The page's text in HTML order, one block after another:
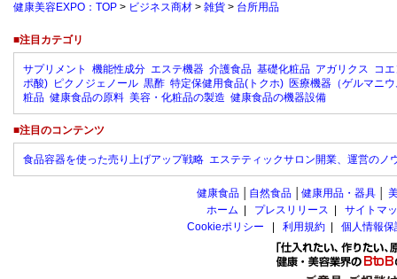
健康美容EXPO：TOP > ビジネス商材 > 雑貨 > 台所用品
■注目カテゴリ
サプリメント 機能性成分 エステ機器 介護食品 基礎化粧品 アガリクス コ
ポ酸) ピクノジェノール 黒酢 特定保健用食品(トクホ) 医療機器（ゲルマニ
粧品 健康食品の原料 美容・化粧品の製造 健康食品の機器設備
■注目のコンテンツ
食品容器を使った売り上げアップ戦略 エステティックサロン開業、運営のノ
健康食品 自然食品 健康用品・器具
ホーム
プレスリリース
サイトマ
Cookieポリシー
利用規約 個人情報